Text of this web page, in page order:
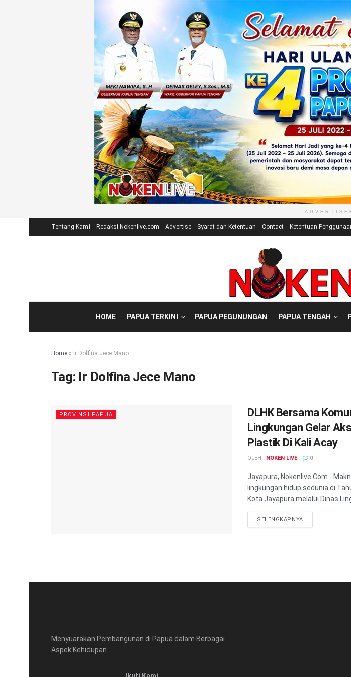
Tentang Kami Redaksi Nokenlive.com Advertise Syarat dan Ketentuan Contact Ketentuan
HOME PAPUA TERKINI PAPUA PEGUNUNGAN PAPUA TENGAH
Home » Ir Dolfina Jece Mano
Tag: Ir Dolfina Jece Mano
PROVINSI PAPUA
DLHK Bersama
Lingkungan Gelar
Plastik Di Kali Acay
OLEH : NOKEN LIVE 0
Jayapura, Nokenlive.Com -
lingkungan hidup sedunia di
Kota Jayapura melalui Dinas
SELENGKAPNYADETAILS
Menyuarakan Pembangunan di Papua dalam Berbagai
Aspek Kehidupan